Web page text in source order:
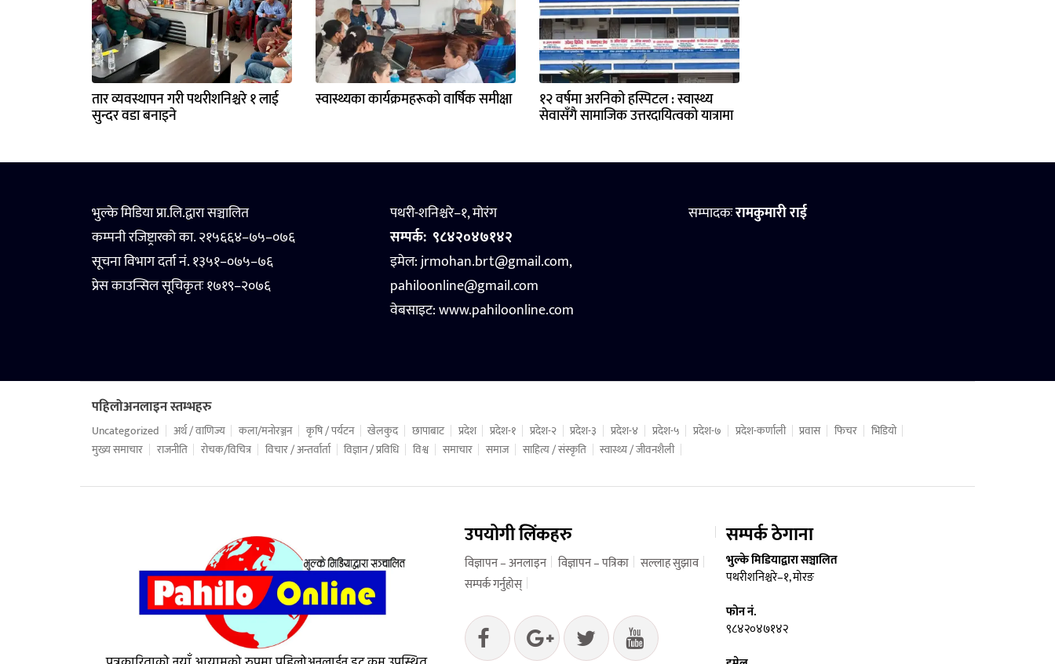
तार व्यवस्थापन गरी पथरीशनिश्चरे १ लाई
सुन्दर वडा बनाइने
स्वास्थ्यका कार्यक्रमहरूको वार्षिक समीक्षा १२ वर्षमा अरनिको हस्पिटल : स्वास्थ्य
सेवासँगै सामाजिक उत्तरदायित्वको यात्रामा
भुल्के मिडिया प्रा.लि.द्वारा सञ्चालित
कम्पनी रजिष्ट्रारको का. २१५६६४–७५–०७६
सूचना विभाग दर्ता नं. १३५१–०७५–७६
प्रेस काउन्सिल सूचिकृतः १७१९–२०७६
पथरी-शनिश्चरे–१, मोरंग
सम्पर्क: ९८४२०४७१४२
इमेल: jrmohan.brt@gmail.com,
pahiloonline@gmail.com
वेबसाइट:www.pahiloonline.com
सम्पादकःरामकुमारी राई
पहिलोअनलाइन स्तम्भहरु
Uncategorized अर्थ / वाणिज्य कला/मनोरञ्जन कृषि / पर्यटन खेलकुद छापाबाट प्रदेश प्रदेश-१ प्रदेश-२ प्रदेश-३ प्रदेश-४ प्रदेश-५ प्रदेश-७ प्रदेश-कर्णाली प्रवास फिचर
भिडियो
मुख्य समाचार
राजनीति रोचक/विचित्र विचार / अन्तर्वार्ता विज्ञान / प्रविधि विश्व समाचार समाज साहित्य / संस्कृति स्वास्थ्य / जीवनशैली
उपयोगी लिंकहरु
विज्ञापन – अनलाइन विज्ञापन – पत्रिका सल्लाह सुझाव
सम्पर्क गर्नुहोस्
सम्पर्क ठेगाना
भुल्के मिडियाद्वारा सञ्चालित
पथरीशनिश्चरे–१, मोरङ
फोन नं.
९८४२०४७१४२